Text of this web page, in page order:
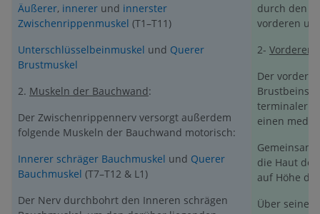
Äußerer, innerer und innerster
Zwischenrippenmuskel (T1–T11)
Unterschlüsselbeinmuskel und Querer
Brustmuskel
2. Muskeln der Bauchwand:
Der Zwischenrippennerv versorgt außerdem
folgende Muskeln der Bauchwand motorisch:
Innerer schräger Bauchmuskel und Querer
Bauchmuskel (T7–T12 & L1)
Der Nerv durchbohrt den Inneren schrägen
durch den
vorderen
2- Vorderer
Der vordere
Brustbeins
terminaler
einen
Gemeinsam
die Haut des
auf Höhe
Über seine